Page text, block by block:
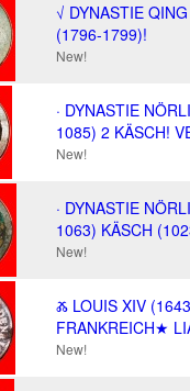
√ DYNASTIE
(1796-1799)!
New!
· DYNASTIE
1085) 2 KÄSCH!
New!
· DYNASTIE
1063) KÄSCH
New!
Ⰶ LOUIS XIV
FRANKREICH★
New!